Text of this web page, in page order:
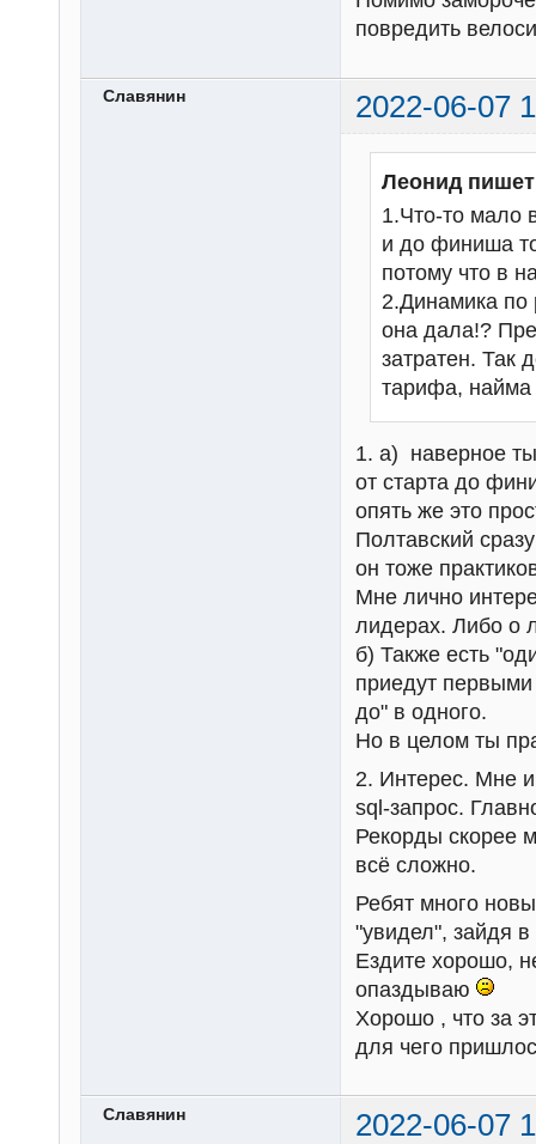
повредить
Славянин 2022-06-07
Леонид
1.Что-то мало
и до финиша
потому что в
2.Динамика по
она дала!?
затратен. Так
тарифа, найма
1. а) наверное ты
от старта до
опять же это
Полтавский
он тоже
Мне лично
лидерах. Либо о
б) Также есть
приедут
до" в одного.
Но в целом ты
2. Интерес. Мне
sql-запрос.
Рекорды скорее
всё сложно.
Ребят много
"увидел", зайдя в
Ездите хорошо,
опаздываю
Хорошо , что за
для чего
Славянин 2022-06-07